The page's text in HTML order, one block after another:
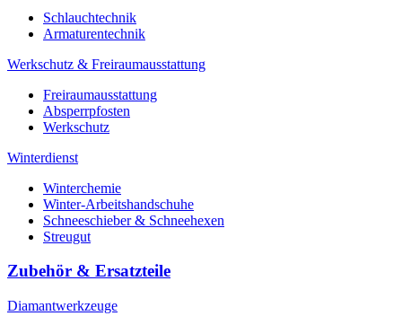
Schlauchtechnik
Armaturentechnik
Werkschutz & Freiraumausstattung
Freiraumausstattung
Absperrpfosten
Werkschutz
Winterdienst
Winterchemie
Winter-Arbeitshandschuhe
Schneeschieber & Schneehexen
Streugut
Zubehör & Ersatzteile
Diamantwerkzeuge